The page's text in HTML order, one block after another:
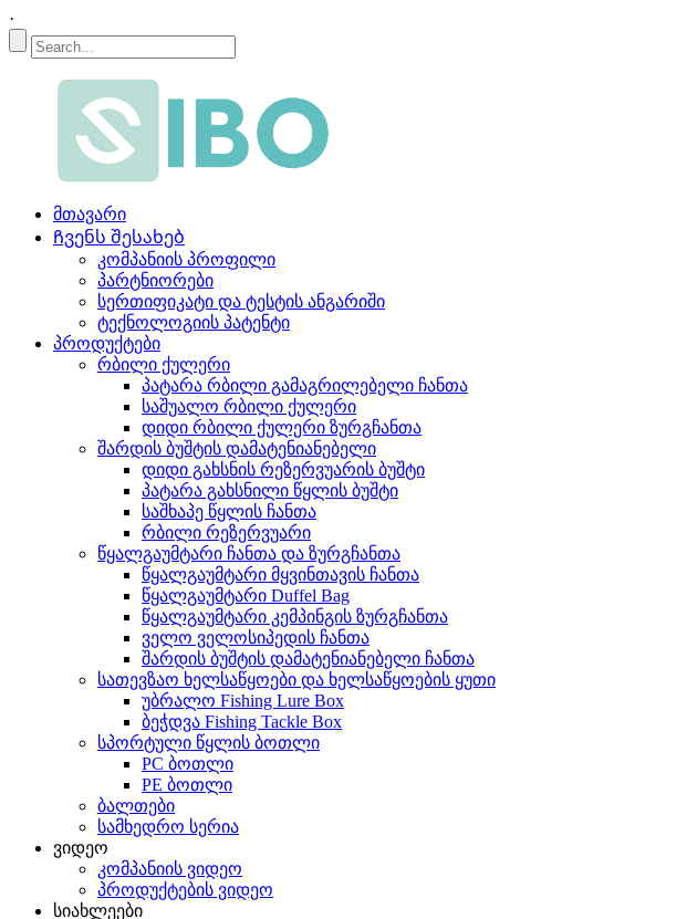
·
მთავარი
Ჩვენს შესახებ
კომპანიის პროფილი
პარტნიორები
სერთიფიკატი და ტესტის ანგარიში
ტექნოლოგიის პატენტი
პროდუქტები
რბილი ქულერი
პატარა რბილი გამაგრილებელი ჩანთა
საშუალო რბილი ქულერი
დიდი რბილი ქულერი ზურგჩანთა
შარდის ბუშტის დამატენიანებელი
დიდი გახსნის რეზერვუარის ბუშტი
პატარა გახსნილი წყლის ბუშტი
საშხაპე წყლის ჩანთა
რბილი რეზერვუარი
წყალგაუმტარი ჩანთა და ზურგჩანთა
წყალგაუმტარი მყვინთავის ჩანთა
წყალგაუმტარი Duffel Bag
წყალგაუმტარი კემპინგის ზურგჩანთა
ველო ველოსიპედის ჩანთა
შარდის ბუშტის დამატენიანებელი ჩანთა
სათევზაო ხელსაწყოები და ხელსაწყოების ყუთი
უბრალო Fishing Lure Box
ბეჭდვა Fishing Tackle Box
სპორტული წყლის ბოთლი
PC ბოთლი
PE ბოთლი
ბალთები
სამხედრო სერია
ვიდეო
კომპანიის ვიდეო
პროდუქტების ვიდეო
სიახლეები